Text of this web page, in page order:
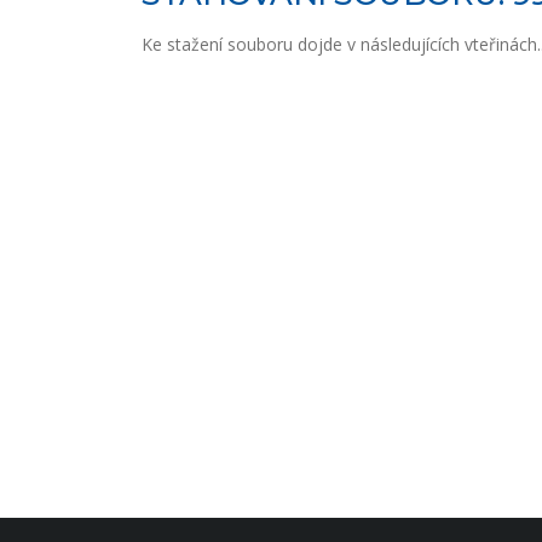
Ke stažení souboru dojde v následujících